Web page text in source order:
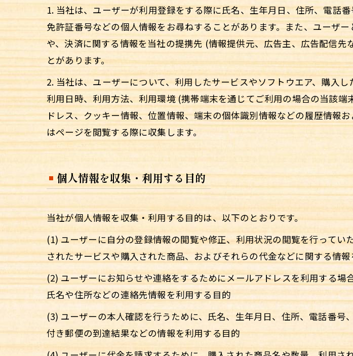
1. 当社は、ユーザーが利用登録をする際に氏名、生年月日、住所、電話
免許証番号などの個人情報をお尋ねすることがあります。また、ユーザ
や、決済に関する情報を当社の提携先 (情報提供元、広告主、広告配信
とがあります。
2. 当社は、ユーザーについて、利用したサービスやソフトウエア、購入
利用日時、利用方法、利用環境 (携帯端末を通じてご利用の場合の当該
ドレス、クッキー情報、位置情報、端末の個体識別情報などの履歴情報
はページを閲覧する際に収集します。
個人情報を収集・利用する目的
当社が個人情報を収集・利用する目的は、以下のとおりです。
(1) ユーザーに自分の登録情報の閲覧や修正、利用状況の閲覧を行って
されたサービスや購入された商品、およびそれらの代金などに関する情
(2) ユーザーにお知らせや連絡をするためにメールアドレスを利用する
氏名や住所などの連絡先情報を利用する目的
(3) ユーザーの本人確認を行うために、氏名、生年月日、住所、電話番
付き郵便の到達結果などの情報を利用する目的